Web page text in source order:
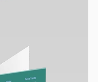
para imprimir! ¡Tres
publicaciones pequeñas,
incluidas!
cualquiera de tus
en nuestro sitio web!